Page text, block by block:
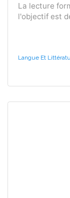
La lecture
l'objectif est
Langue Et